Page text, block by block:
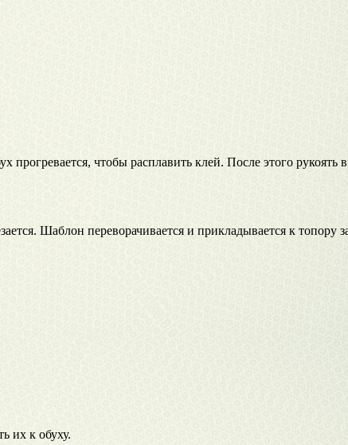
прогревается, чтобы расплавить клей. После этого
Шаблон переворачивается и прикладывается к топору
их к обуху.